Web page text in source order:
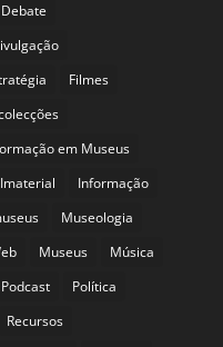
Debate
Filmes
em Museus
Imaterial
Informação
Museologia
Museus
Música
Podcast
Política
Recursos